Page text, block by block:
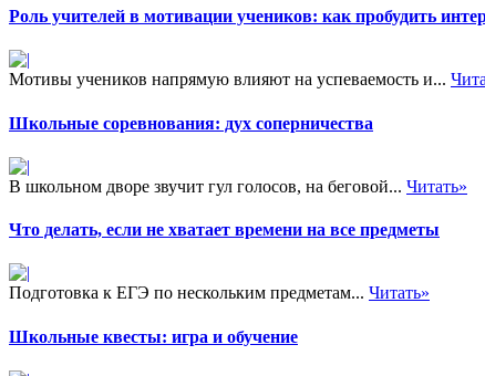
Роль учителей в мотивации учеников: как пробудить
Мотивы учеников напрямую влияют на успеваемость и...
Школьные соревнования: дух соперничества
В школьном дворе звучит гул голосов, на беговой... Читать»
Что делать, если не хватает времени на все предметы
Подготовка к ЕГЭ по нескольким предметам... Читать»
Школьные квесты: игра и обучение